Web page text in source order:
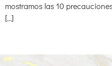
mostramos las 10
[…]